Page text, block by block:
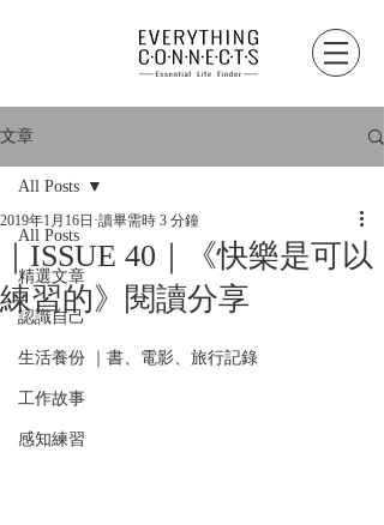
文章
All Posts
精選文章
認識自己
生活養份 ｜書、電影、旅行記錄
工作故事
感知練習
All Posts
｜ISSUE 40｜《快樂是可以
練習的》閱讀分享
2019年1月16日 讀畢需時 3 分鐘